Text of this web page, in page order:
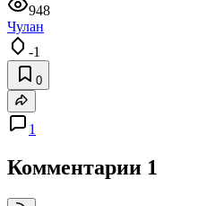
948
Чулан
-1
0
1
Комментарии 1